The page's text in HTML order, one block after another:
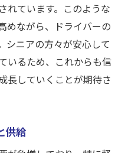
れています。このような
めながら、ドライバーの
シニアの方々が安心して
いるため、これからも信
長していくことが期待さ
供給